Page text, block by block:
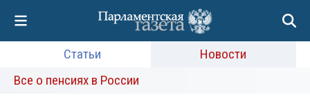
Статьи
Новости
Все о пенсиях в России